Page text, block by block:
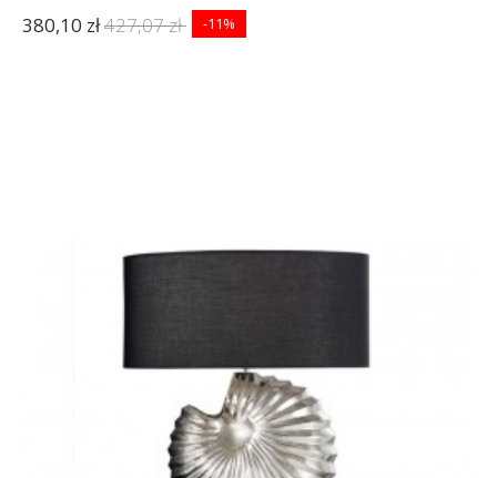
380,10 zł427,07 zł -11%